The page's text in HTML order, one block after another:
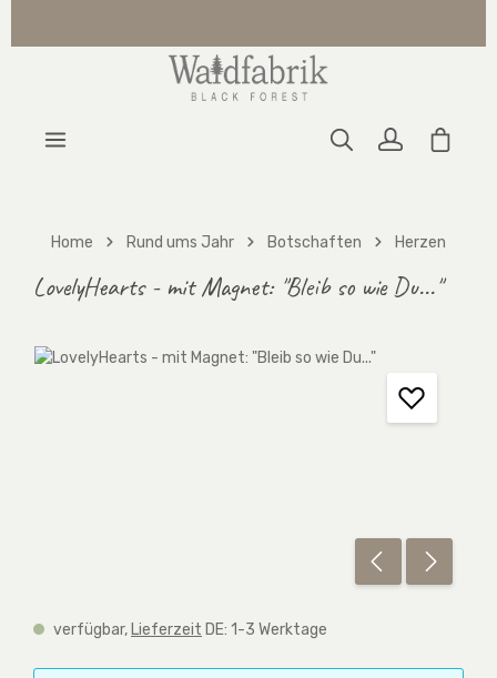
Home Rund ums Jahr Botschaften Herzen
LovelyHearts - mit Magnet: "Bleib so wie Du..."
Bildergalerie überspringen
verfügbar, Lieferzeit DE: 1-3 Werktage